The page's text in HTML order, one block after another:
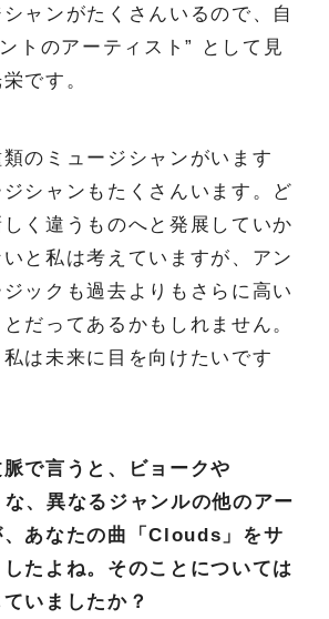
ャンがたくさんいるので、自
トのアーティスト” として見
です。
のミュージシャンがいます
シャンもたくさんいます。ど
く違うものへと発展していか
と私は考えていますが、アン
ックも過去よりもさらに高い
だってあるかもしれません。
は未来に目を向けたいです
で言うと、ビョークや
、異なるジャンルの他のアー
、あなたの曲「Clouds」をサ
たよね。そのことについては
いましたか？